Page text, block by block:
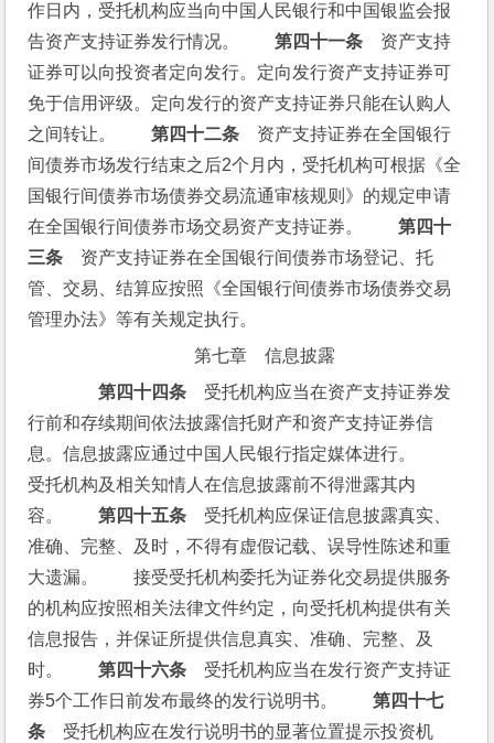
作日内，受托机构应当向中国人民银行和中国银监会报
告资产支持证券发行情况。 第四十一条 资产支持
证券可以向投资者定向发行。定向发行资产支持证券可
免于信用评级。定向发行的资产支持证券只能在认购人
之间转让。 第四十二条 资产支持证券在全国银行
间债券市场发行结束之后2个月内，受托机构可根据《全
国银行间债券市场债券交易流通审核规则》的规定申请
在全国银行间债券市场交易资产支持证券。 第四十
三条 资产支持证券在全国银行间债券市场登记、托
管、交易、结算应按照《全国银行间债券市场债券交易
管理办法》等有关规定执行。
第七章　信息披露
第四十四条 受托机构应当在资产支持证券发
行前和存续期间依法披露信托财产和资产支持证券信
息。信息披露应通过中国人民银行指定媒体进行。
受托机构及相关知情人在信息披露前不得泄露其内
容。 第四十五条 受托机构应保证信息披露真实、
准确、完整、及时，不得有虚假记载、误导性陈述和重
大遗漏。　　接受受托机构委托为证券化交易提供服务
的机构应按照相关法律文件约定，向受托机构提供有关
信息报告，并保证所提供信息真实、准确、完整、及
时。 第四十六条 受托机构应当在发行资产支持证
券5个工作日前发布最终的发行说明书。 第四十七
条 受托机构应在发行说明书的显著位置提示投资机